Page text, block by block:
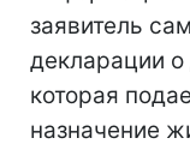
заявитель
декларации о
которая
назначение